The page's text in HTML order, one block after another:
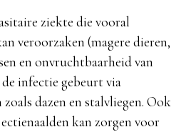
ziekte die vooral
veroorzaken (magere dieren,
en onvruchtbaarheid van
infectie gebeurt via
dazen en stalvliegen. Ook
kan zorgen voor